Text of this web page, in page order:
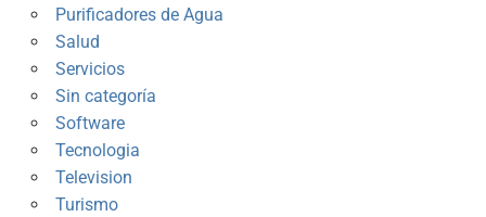
Purificadores de Agua
Salud
Servicios
Sin categoría
Software
Tecnologia
Television
Turismo